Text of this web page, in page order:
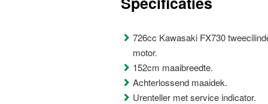
726cc Kawasaki FX730
motor.
152cm maaibreedte.
Achterlossend maaidek.
Urenteller met service indicator.